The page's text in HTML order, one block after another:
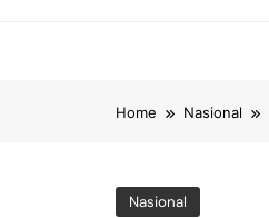
Home Nasional
Nasional